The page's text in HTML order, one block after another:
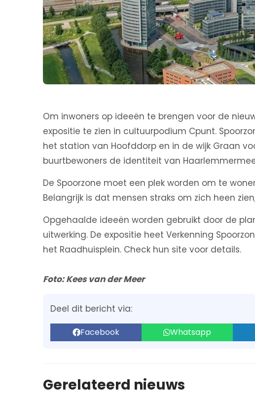
Om inwoners op ideeën te brengen voor de
expositie te zien in cultuurpodium Cpunt.
het station van Hoofddorp en in de wijk Graan
buurtbewoners de identiteit van
De Spoorzone moet een plek worden om te
Belangrijk is dat mensen straks om zich heen
Opgehaalde ideeën worden gebruikt door de
uitwerking. De expositie heet Verkenning
het Raadhuisplein. Check hun site voor details.
Foto: Kees van der Meer
Deel dit bericht via:
Facebook Whatsapp
Gerelateerd nieuws